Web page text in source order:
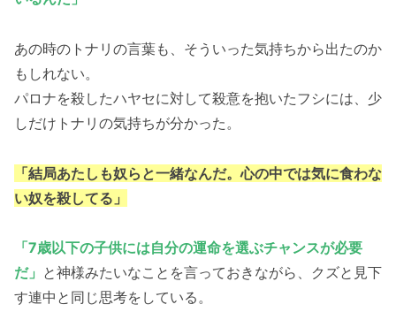
あの時のトナリの言葉も、そういった気持ちから出たのか
もしれない。
パロナを殺したハヤセに対して殺意を抱いたフシには、少
しだけトナリの気持ちが分かった。
「結局あたしも奴らと一緒なんだ。心の中では気に食わな
い奴を殺してる」
「7歳以下の子供には自分の運命を選ぶチャンスが必要
だ」 と神様みたいなことを言っておきながら、クズと見下
す連中と同じ思考をしている。